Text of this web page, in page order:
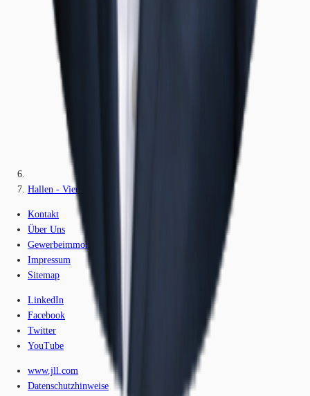
Hallen - Viersen - D2945
Kontakt
Über Uns
Gewerbeimmobilien-Lexikon
Impressum
Sitemap
LinkedIn
Facebook
Twitter
YouTube
www.jll.com
Datenschutzhinweise